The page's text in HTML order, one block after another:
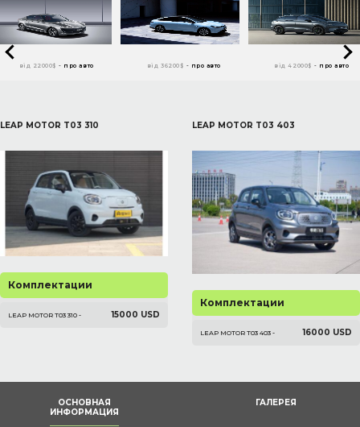
від 22000$ - про авто від 36200$ - про авто від 42000$ - про авто
LEAP MOTOR T03 310
Комплектации
LEAP MOTOR T03 310 - 15000 USD
LEAP MOTOR T03 403
Комплектации
LEAP MOTOR T03 403 - 16000 USD
ОСНОВНАЯ
ИНФОРМАЦИЯ
ГАЛЕРЕЯ